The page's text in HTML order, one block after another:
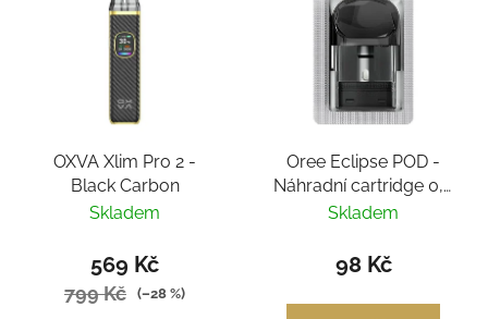
OXVA Xlim Pro 2 -
Black Carbon
Skladem
569 Kč
799 Kč (–28 %)
Oree Eclipse POD -
Náhradní cartridge 0,6
Ω
Skladem
98 Kč